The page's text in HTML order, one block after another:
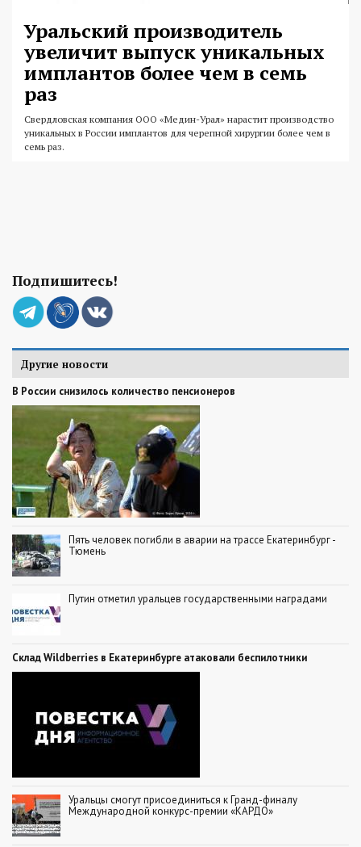
Уральский производитель
увеличит выпуск уникальных
имплантов более чем в семь
раз
Свердловская компания ООО «Медин-Урал» нарастит производство
уникальных в России имплантов для черепной хирургии более чем в
семь раз.
Подпишитесь!
Другие новости
В России снизилось количество пенсионеров
Пять человек погибли в аварии на трассе Екатеринбург -
Тюмень
Путин отметил уральцев государственными наградами
Склад Wildberries в Екатеринбурге атаковали беспилотники
Уральцы смогут присоединиться к Гранд-финалу
Международной конкурс-премии «КАРДО»